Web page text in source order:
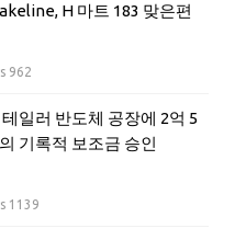
H 마트 183 맞은편
962
일러 반도체 공장에 2억 5
기록적 보조금 승인
1139